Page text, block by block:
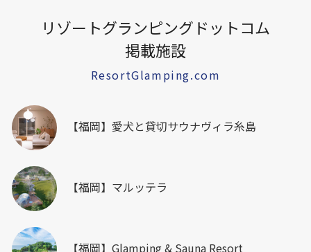
リゾートグランピングドットコム
掲載施設
ResortGlamping.com
【福岡】愛犬と貸切サウナヴィラ糸島
【福岡】マルッテラ
【福岡】Glamping & Sauna Resort